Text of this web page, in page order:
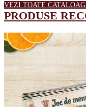
VEZI TOATE
PRODUSE